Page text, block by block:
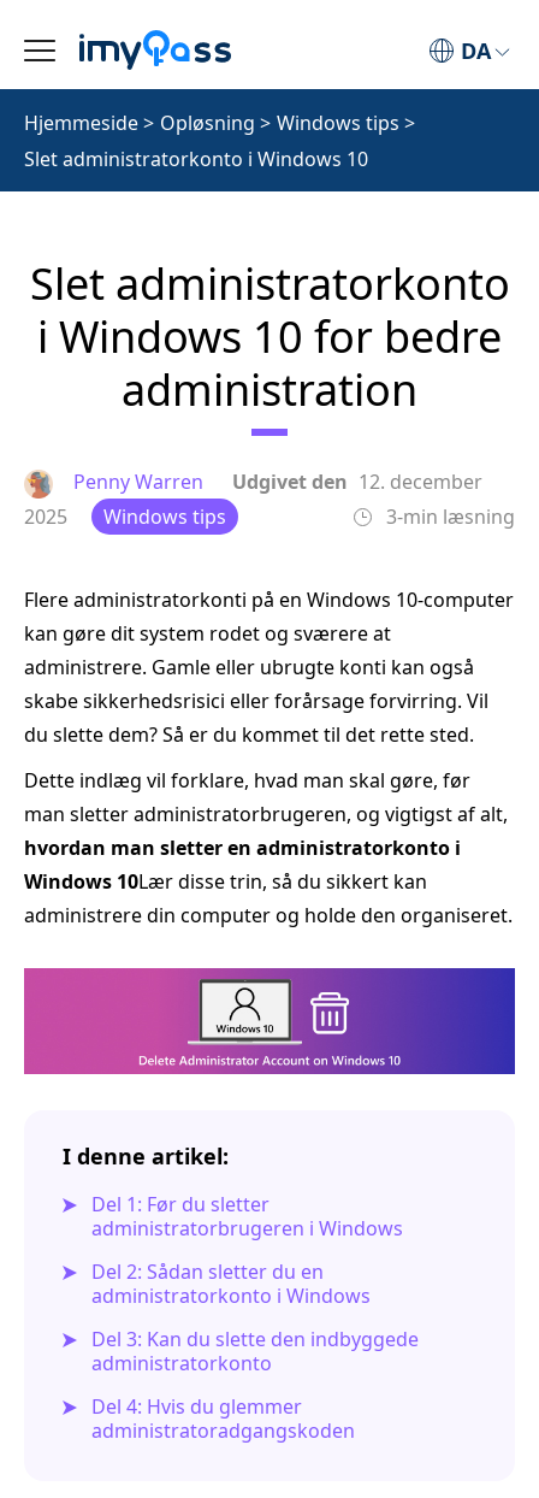
DA
Hjemmeside> Opløsning > Windows tips >
Slet administratorkonto i Windows 10
Slet administratorkonto
i Windows 10 for bedre
administration
Penny Warren Udgivet den 12. december
2025
Windows tips 3-min læsning
Flere administratorkonti på en Windows 10-computer
kan gøre dit system rodet og sværere at
administrere. Gamle eller ubrugte konti kan også
skabe sikkerhedsrisici eller forårsage forvirring. Vil
du slette dem? Så er du kommet til det rette sted.
Dette indlæg vil forklare, hvad man skal gøre, før
man sletter administratorbrugeren, og vigtigst af alt,
hvordan man sletter en administratorkonto i
Windows 10Lær disse trin, så du sikkert kan
administrere din computer og holde den organiseret.
I denne artikel:
Del 1: Før du sletter
administratorbrugeren i Windows
Del 2: Sådan sletter du en
administratorkonto i Windows
Del 3: Kan du slette den indbyggede
administratorkonto
Del 4: Hvis du glemmer
administratoradgangskoden